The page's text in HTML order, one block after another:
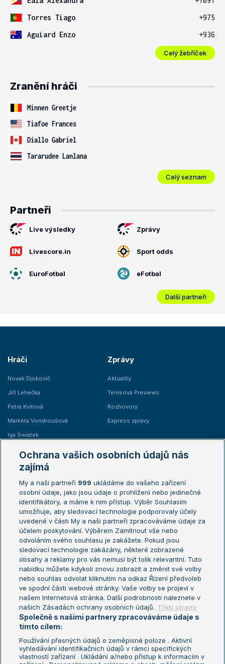
Torres Tiago
+975
Aguiard Enzo
+936
Celý žebříček
Zranění hráči
Minnen Greetje
Tiafoe Frances
Diallo Gabriel
Tararudee Lanlana
Celý seznam
Partneři
Live výsledky Zprávy
Livescore.in Sport odds
EuroFotbal eFotbal
Další partneři
Hráči
Novak Djokovič
Jiří Lehečka
Petra Kvitová
Markéta Vondroušová
Iga Swiatek
Zprávy
Aktuality
Tenisová Previews
Rozhovory
Express zprávy
Žebříčky
Žebříček ATP (muži)
Žebříček WTA (ženy)
Sázkařský žebříček
Australian Open
French Open
Wimbledon
US Open
Turnaj mistrů
Turnaj mistryň
Aktualní trendy
Fotbalové přestupy
Livesport Daily
LS Prague Open
Podmínky užití Nastavení soukromí
Ochrana vašich osobních údajů nás
zajímá
My a naši partneři 999 ukládáme do vašeho zařízení
osobní údaje, jako jsou údaje o prohlížení nebo jedinečné
identifikátory, a máme k nim přístup. Výběr Souhlasím
umožňuje, aby sledovací technologie podporovaly účely
uvedené v části My a naši partneři zpracováváme údaje za
účelem poskytování. Výběrem Zamítnout vše nebo
odvoláním svého souhlasu je zakážete. Pokud jsou
sledovací technologie zakázány, některé zobrazené
obsahy a reklamy pro vás nemusí být tolik relevantní. Tuto
nabídku můžete kdykoli znovu zobrazit a změnit své volby
nebo souhlas odvolat kliknutím na odkaz Řízení předvoleb
ve spodní části webové stránky. Vaše volby se projeví v
našem Internetová stránka. Další podrobnosti naleznete v
našich Zásadách ochrany osobních údajů. Třetí strany
Společně s našimi partnery zpracováváme údaje s
tímto cílem:
Používání přesných údajů o zeměpisné poloze . Aktivní
vyhledávání identifikačních údajů v rámci specifických
vlastností zařízení . Ukládání a/nebo přístup k informacím v